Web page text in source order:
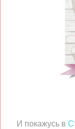
И покажусь в